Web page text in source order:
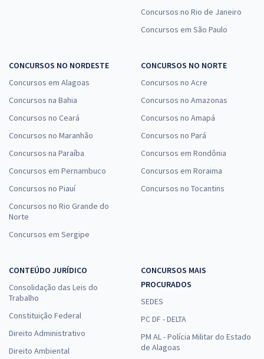
Concursos no Rio de Janeiro
Concursos em São Paulo
CONCURSOS NO NORDESTE
Concursos em Alagoas
Concursos na Bahia
Concursos no Ceará
Concursos no Maranhão
Concursos na Paraíba
Concursos em Pernambuco
Concursos no Piauí
Concursos no Rio Grande do
Norte
Concursos em Sergipe
CONCURSOS NO NORTE
Concursos no Acre
Concursos no Amazonas
Concursos no Amapá
Concursos no Pará
Concursos em Rondônia
Concursos em Roraima
Concursos no Tocantins
CONTEÚDO JURÍDICO
Consolidação das Leis do
Trabalho
Constituição Federal
Direito Administrativo
Direito Ambiental
CONCURSOS MAIS
PROCURADOS
SEDES
PC DF - DELTA
PM AL - Polícia Militar do Estado
de Alagoas